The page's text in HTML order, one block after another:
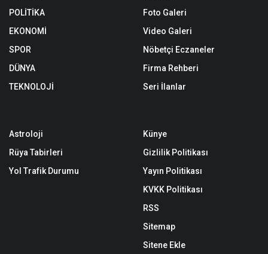
POLİTİKA
EKONOMİ
SPOR
DÜNYA
TEKNOLOJİ
Foto Galeri
Video Galeri
Nöbetçi Eczaneler
Firma Rehberi
Seri İlanlar
Astroloji
Rüya Tabirleri
Yol Trafik Durumu
Künye
Gizlilik Politikası
Yayın Politikası
KVKK Politikası
RSS
Sitemap
Sitene Ekle